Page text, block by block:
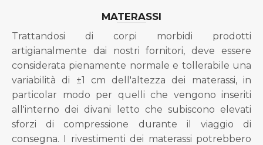
MATERASSI
Trattandosi di corpi morbidi prodotti
artigianalmente dai nostri fornitori, deve essere
considerata pienamente normale e tollerabile una
variabilità di ±1 cm dell'altezza dei materassi, in
particolar modo per quelli che vengono inseriti
all'interno dei divani letto che subiscono elevati
sforzi di compressione durante il viaggio di
consegna. I rivestimenti dei materassi potrebbero